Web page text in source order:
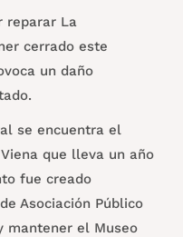
reparar La
cerrado este
un daño
se encuentra el
que lleva un año
fue creado
Asociación Público
mantener el Museo